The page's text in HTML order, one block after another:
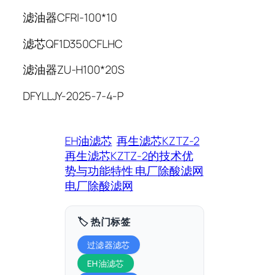
滤油器CFRI-100*10
滤芯QF1D350CFLHC
滤油器ZU-H100*20S
DFYLLJY-2025-7-4-P
EH油滤芯 再生滤芯KZTZ-2
再生滤芯KZTZ-2的技术优
势与功能特性 电厂除酸滤网
电厂除酸滤网
🏷️ 热门标签
过滤器滤芯
EH油滤芯